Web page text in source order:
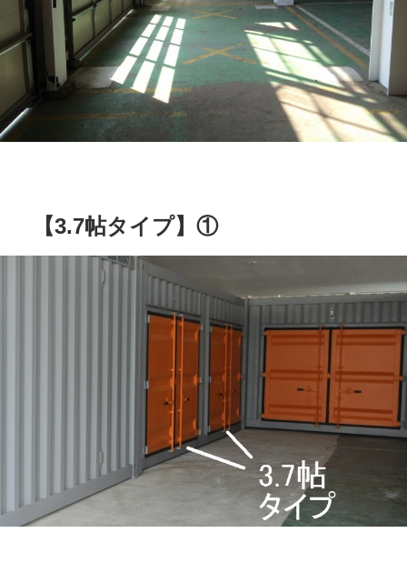
【3.7帖タイプ】①